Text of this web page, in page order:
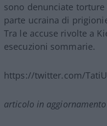
sono denunciate
parte ucraina di
Tra le accuse rivolte a
esecuzioni sommarie.
https://twitter.com/
articolo in aggiornamento